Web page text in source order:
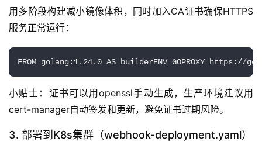
用多阶段构建减小镜像体积，同时加入CA证书确保HTTPS
服务正常运行：
FROM golang:1.24.0 AS builderENV GOPROXY
小贴士：证书可以用openssl手动生成，生产环境建议用
cert-manager自动签发和更新，避免证书过期风险。
3. 部署到K8s集群（webhook-deployment.yaml）